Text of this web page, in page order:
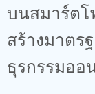
บนสมาร์ตโ
สร้างมาตร
ธุรกรรมอ